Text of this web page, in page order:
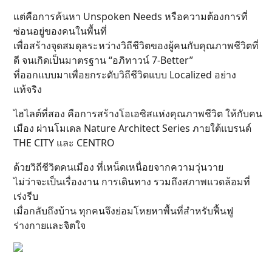
แต่คือการค้นหา Unspoken Needs หรือความต้องการที่
ซ่อนอยู่ของคนในพื้นที่
เพื่อสร้างจุดสมดุลระหว่างวิถีชีวิตของผู้คนกับคุณภาพชีวิตที่
ดี จนเกิดเป็นมาตรฐาน “อภิทาวน์ 7-Better”
ที่ออกแบบมาเพื่อยกระดับวิถีชีวิตแบบ Localized อย่าง
แท้จริง
ไฮไลต์ที่สอง คือการสร้างโอเอซิสแห่งคุณภาพชีวิต ให้กับคน
เมือง ผ่านโมเดล Nature Architect Series ภายใต้แบรนด์
THE CITY และ CENTRO
ด้วยวิถีชีวิตคนเมือง ที่เหน็ดเหนื่อยจากความวุ่นวาย
ไม่ว่าจะเป็นเรื่องงาน การเดินทาง รวมถึงสภาพแวดล้อมที่
เร่งรีบ
เมื่อกลับถึงบ้าน ทุกคนจึงย่อมโหยหาพื้นที่สำหรับฟื้นฟู
ร่างกายและจิตใจ